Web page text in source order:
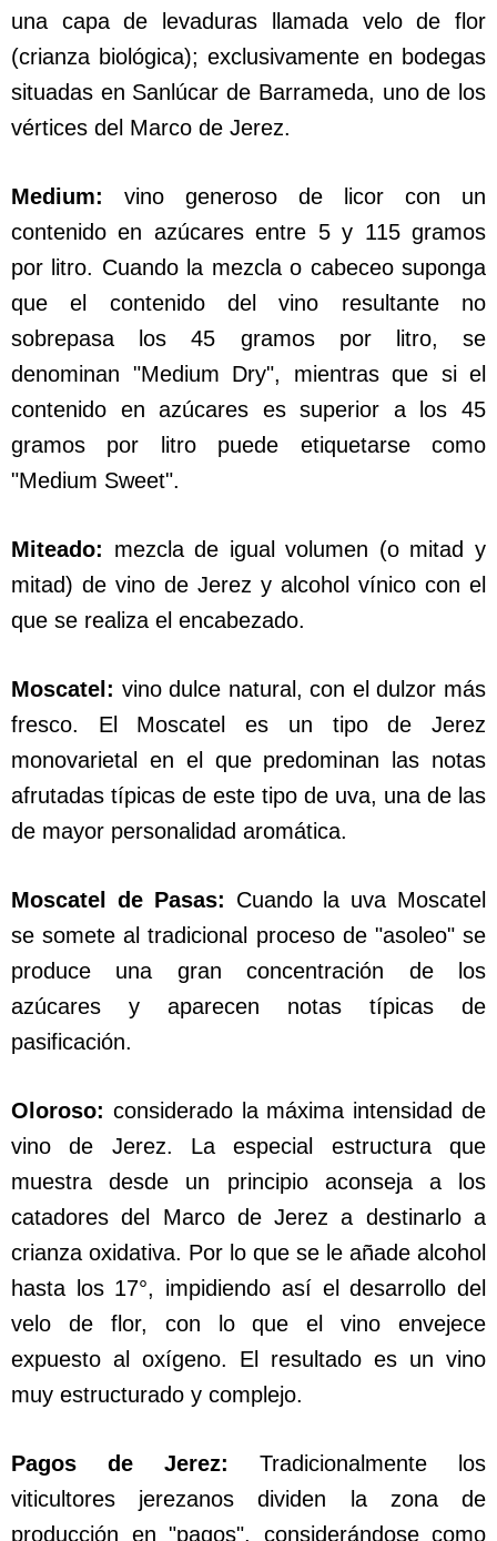
una capa de levaduras llamada velo de flor
(crianza biológica); exclusivamente en bodegas
situadas en Sanlúcar de Barrameda, uno de los
vértices del Marco de Jerez.
Medium: vino generoso de licor con un
contenido en azúcares entre 5 y 115 gramos
por litro. Cuando la mezcla o cabeceo suponga
que el contenido del vino resultante no
sobrepasa los 45 gramos por litro, se
denominan "Medium Dry", mientras que si el
contenido en azúcares es superior a los 45
gramos por litro puede etiquetarse como
"Medium Sweet".
Miteado: mezcla de igual volumen (o mitad y
mitad) de vino de Jerez y alcohol vínico con el
que se realiza el encabezado.
Moscatel: vino dulce natural, con el dulzor más
fresco. El Moscatel es un tipo de Jerez
monovarietal en el que predominan las notas
afrutadas típicas de este tipo de uva, una de las
de mayor personalidad aromática.
Moscatel de Pasas: Cuando la uva Moscatel
se somete al tradicional proceso de "asoleo" se
produce una gran concentración de los
azúcares y aparecen notas típicas de
pasificación.
Oloroso: considerado la máxima intensidad de
vino de Jerez. La especial estructura que
muestra desde un principio aconseja a los
catadores del Marco de Jerez a destinarlo a
crianza oxidativa. Por lo que se le añade alcohol
hasta los 17°, impidiendo así el desarrollo del
velo de flor, con lo que el vino envejece
expuesto al oxígeno. El resultado es un vino
muy estructurado y complejo.
Pagos de Jerez: Tradicionalmente los
viticultores jerezanos dividen la zona de
producción en "pagos", considerándose como